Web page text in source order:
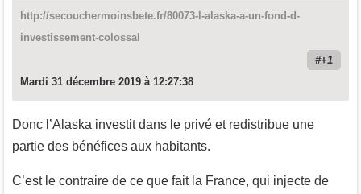
http://secouchermoinsbete.fr/80073-l-alaska-a-un-fond-d-
investissement-colossal
+1
Mardi 31 décembre 2019 à 12:27:38
Donc l’Alaska investit dans le privé et redistribue une
partie des bénéfices aux habitants.
C’est le contraire de ce que fait la France, qui injecte de